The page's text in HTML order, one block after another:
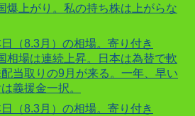
爆上がり。私の持ち株は上がらな
（8.3月）の相場。寄り付き
相場は連続上昇。日本は為替で軟
当取りの9月が来る。一年、早い
義援金一択。
（8.3月）の相場。寄り付き